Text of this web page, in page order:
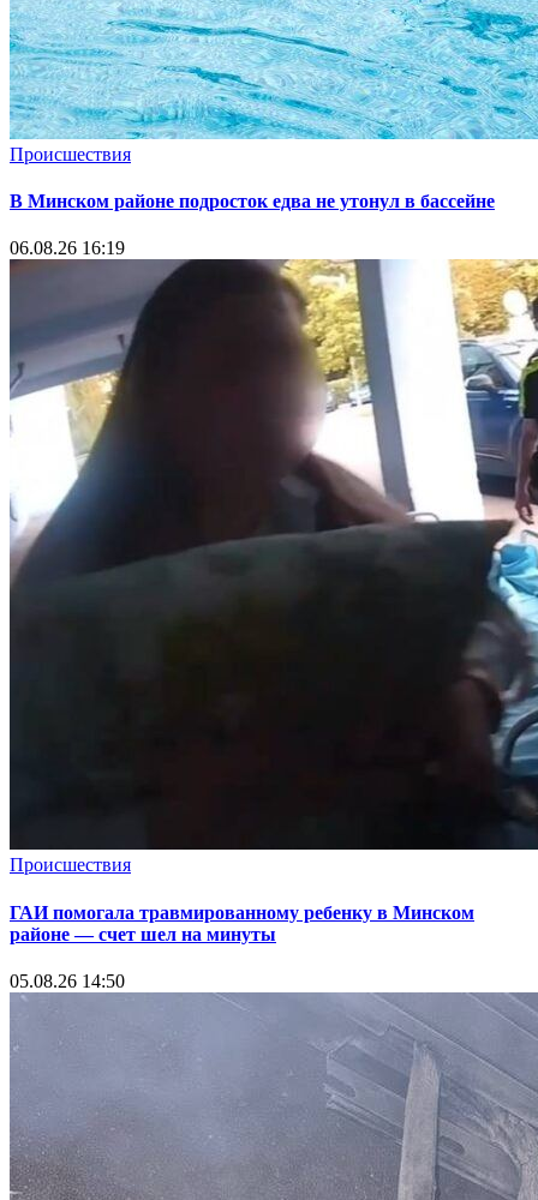
Происшествия
В Минском районе подросток едва не утонул в бассейне
06.08.26 16:19
Происшествия
ГАИ помогала травмированному ребенку в Минском
районе — счет шел на минуты
05.08.26 14:50